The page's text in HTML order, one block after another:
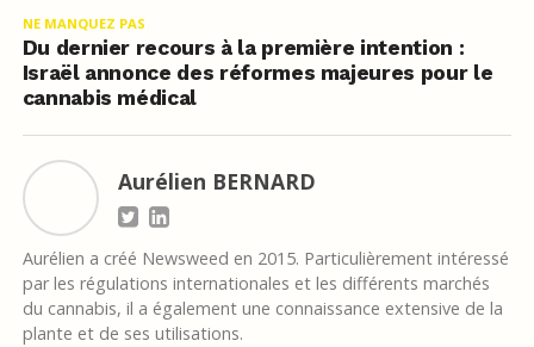
NE MANQUEZ PAS
Du dernier recours à la première intention :
Israël annonce des réformes majeures pour le
cannabis médical
Aurélien BERNARD
Aurélien a créé Newsweed en 2015. Particulièrement intéressé
par les régulations internationales et les différents marchés
du cannabis, il a également une connaissance extensive de la
plante et de ses utilisations.